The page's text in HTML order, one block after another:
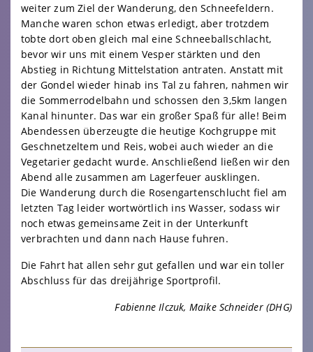
weiter zum Ziel der Wanderung, den Schneefeldern.
Manche waren schon etwas erledigt, aber trotzdem
tobte dort oben gleich mal eine Schneeballschlacht,
bevor wir uns mit einem Vesper stärkten und den
Abstieg in Richtung Mittelstation antraten. Anstatt mit
der Gondel wieder hinab ins Tal zu fahren, nahmen wir
die Sommerrodelbahn und schossen den 3,5km langen
Kanal hinunter. Das war ein großer Spaß für alle! Beim
Abendessen überzeugte die heutige Kochgruppe mit
Geschnetzeltem und Reis, wobei auch wieder an die
Vegetarier gedacht wurde. Anschließend ließen wir den
Abend alle zusammen am Lagerfeuer ausklingen.
Die Wanderung durch die Rosengartenschlucht fiel am
letzten Tag leider wortwörtlich ins Wasser, sodass wir
noch etwas gemeinsame Zeit in der Unterkunft
verbrachten und dann nach Hause fuhren.
Die Fahrt hat allen sehr gut gefallen und war ein toller
Abschluss für das dreijährige Sportprofil.
Fabienne Ilczuk, Maike Schneider (DHG)